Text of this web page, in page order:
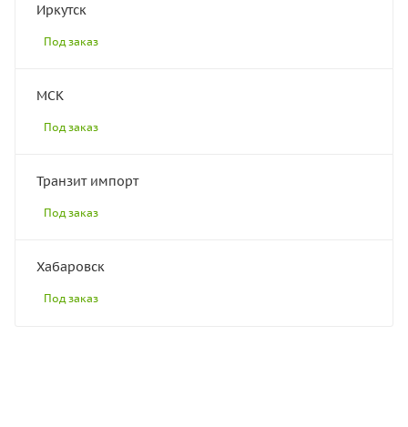
Иркутск
Под заказ
МСК
Под заказ
Транзит импорт
Под заказ
Хабаровск
Под заказ